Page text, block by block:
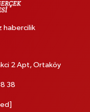
habercilik
2 Apt, Ortaköy
38